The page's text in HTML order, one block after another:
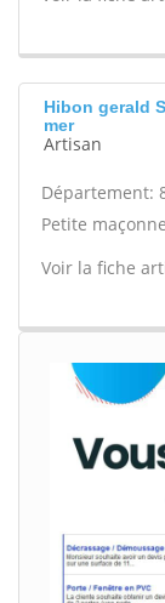
Hibon gerald
mer
Artisan
Département:
Petite
Voir la fiche